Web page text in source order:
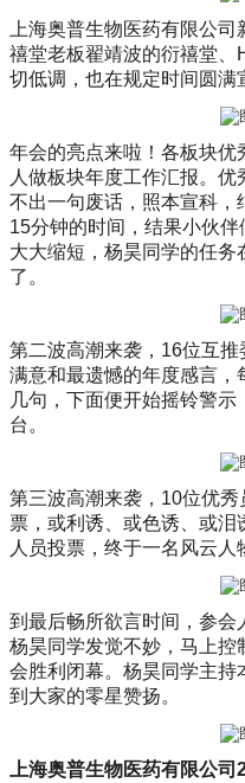
上海奥普生物医药有限公
禧堂老板翟靖波的衍禧堂
切低调，也在规定时间圆满
年会的亮点来啦！各板块
人做板块年度工作汇报。
不出一句废话，照本宣科，
15分钟的时间，结果小伙
大大缩短，杨昊同学的任
了。
第二波高潮来袭，16位互
满意和最遗憾的年度感言
几句，下面便开始摇铃警
台。
第三波高潮来袭，10位优
票，或利诱、或色诱、或
人员投票，终于一名风云人
到最后畅所欲言时间，参会
杨昊同学发觉不妙，马上控
会胜利闭幕。杨昊同学主持
到大家的零星赞扬。
上海奥普生物医药有限公司